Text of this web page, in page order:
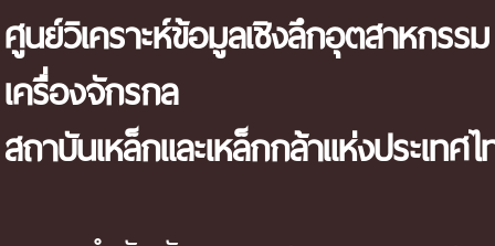
ศูนย์วิเคราะห์ข้อมูลเชิงลึกอุตสาหกรรม
เครื่องจักรกล
สถาบันเหล็กและเหล็กกล้าแห่งประเทศ